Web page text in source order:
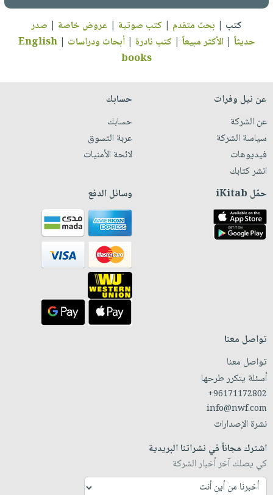
كتب | بحث متقدم | كتب صوتية | عروض خاصة | صدر
حديثاً |الأكثر مبيعاً | كتب نادرة |أبحاث ودراسات |
English
books
عن نيل وفرات
عن الشركة
سياسة الشركة
فيديوهات
انشر كتابك
حسابك
حسابك
عربة التسوق
لائحة الأمنيات
حمّل iKitab وسائل الدفع
تواصل معنا
تواصل معنا
أسئلة يتكرر طرحها
+96171172802
info@nwf.com
نشرة الإصدارات
اشترك مجاناً في نشراتنا البريدية
كي يصلك آخر أخبار الشركة